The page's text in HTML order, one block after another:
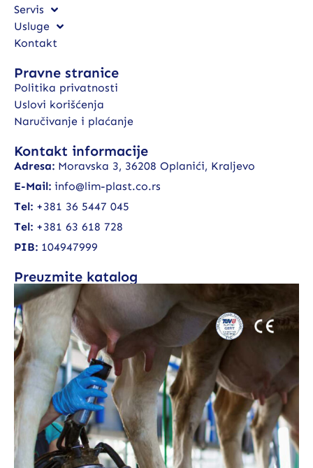
Servis
Usluge
Kontakt
Pravne stranice
Politika privatnosti
Uslovi korišćenja
Naručivanje i plaćanje
Kontakt informacije
Adresa: Moravska 3, 36208 Oplanići, Kraljevo
E-Mail: info@lim-plast.co.rs
Tel: +381 36 5447 045
Tel: +381 63 618 728
PIB: 104947999
Preuzmite katalog